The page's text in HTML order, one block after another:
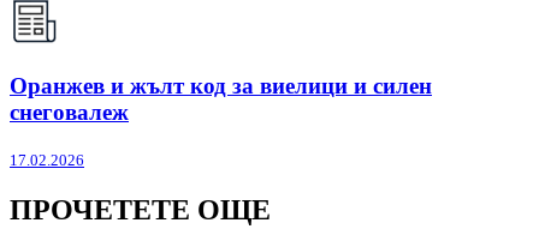
Оранжев и жълт код за виелици и силен
снеговалеж
17.02.2026
ПРОЧЕТЕТЕ ОЩЕ